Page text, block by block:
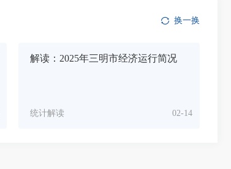
换一换
解读：2025年三明市经济运行简况
02-14
统计解读